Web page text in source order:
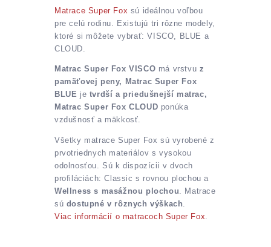
Matrace Super Fox sú ideálnou voľbou
pre celú rodinu. Existujú tri rôzne modely,
ktoré si môžete vybrať: VISCO, BLUE a
CLOUD.
Matrac Super Fox VISCO má vrstvu z
pamäťovej peny, Matrac Super Fox
BLUE je tvrdší a priedušnejší matrac,
Matrac Super Fox CLOUD ponúka
vzdušnosť a mäkkosť.
Všetky matrace Super Fox sú vyrobené z
prvotriednych materiálov s vysokou
odolnosťou. Sú k dispozícii v dvoch
profiláciách: Classic s rovnou plochou a
Wellness s masážnou plochou. Matrace
sú dostupné v rôznych výškach.
Viac informácií o matracoch Super Fox.